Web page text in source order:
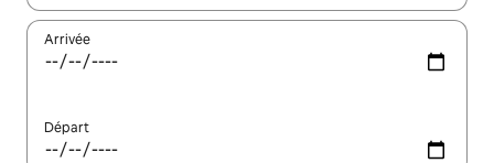
Arrivée
Départ